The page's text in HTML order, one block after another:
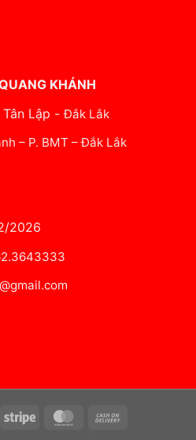
KHÁNH
Tân Lập -Đắk Lắk
– P. BMT – Đắk Lắk
2026
Stripe MasterCard